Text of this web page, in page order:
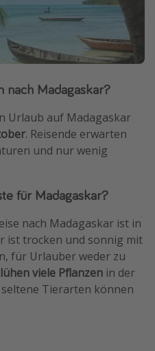
nach Madagaskar?
Urlaub auf Madagaskar
. Reisende erwarten
und nur wenig
für Madagaskar?
nach Madagaskar ist in
ist trocken und sonnig mit
für Urlauber weder zu
viele Pflanzen in der
Tierarten können